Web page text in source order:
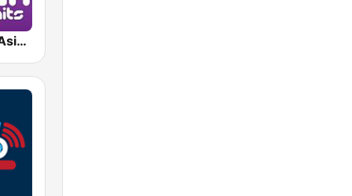
Japan Hits - Asia DREAM Radio